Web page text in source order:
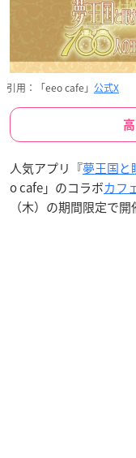
引用：「eeo cafe」 公式X
人気アプリ『夢王国と
o cafe」のコラボカフ
（木）の期間限定で開